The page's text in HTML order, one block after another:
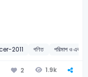
2011 গণিত পরিমাপ ও
2 1.9k